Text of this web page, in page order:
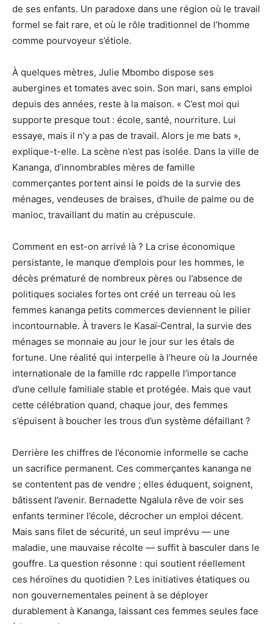
de ses enfants. Un paradoxe dans une région où le travail
formel se fait rare, et où le rôle traditionnel de l’homme
comme pourvoyeur s’étiole.
À quelques mètres, Julie Mbombo dispose ses
aubergines et tomates avec soin. Son mari, sans emploi
depuis des années, reste à la maison. « C’est moi qui
supporte presque tout : école, santé, nourriture. Lui
essaye, mais il n’y a pas de travail. Alors je me bats »,
explique-t-elle. La scène n’est pas isolée. Dans la ville de
Kananga, d’innombrables mères de famille
commerçantes portent ainsi le poids de la survie des
ménages, vendeuses de braises, d’huile de palme ou de
manioc, travaillant du matin au crépuscule.
Comment en est-on arrivé là ? La crise économique
persistante, le manque d’emplois pour les hommes, le
décès prématuré de nombreux pères ou l’absence de
politiques sociales fortes ont créé un terreau où les
femmes kananga petits commerces deviennent le pilier
incontournable. À travers le Kasaï‑Central, la survie des
ménages se monnaie au jour le jour sur les étals de
fortune. Une réalité qui interpelle à l’heure où la Journée
internationale de la famille rdc rappelle l’importance
d’une cellule familiale stable et protégée. Mais que vaut
cette célébration quand, chaque jour, des femmes
s’épuisent à boucher les trous d’un système défaillant ?
Derrière les chiffres de l’économie informelle se cache
un sacrifice permanent. Ces commerçantes kananga ne
se contentent pas de vendre ; elles éduquent, soignent,
bâtissent l’avenir. Bernadette Ngalula rêve de voir ses
enfants terminer l’école, décrocher un emploi décent.
Mais sans filet de sécurité, un seul imprévu — une
maladie, une mauvaise récolte — suffit à basculer dans le
gouffre. La question résonne : qui soutient réellement
ces héroïnes du quotidien ? Les initiatives étatiques ou
non gouvernementales peinent à se déployer
durablement à Kananga, laissant ces femmes seules face